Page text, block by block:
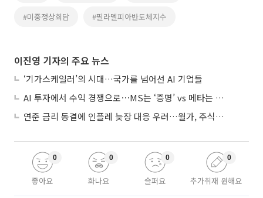
#미중정상회담 #필라델피아반도체지수
이진영 기자의 주요 뉴스
‘기가스케일러’의 시대…국가를 넘어선 AI 기업들
AI 투자에서 수익 경쟁으로⋯MS는 ‘증명’ vs 메타는 ‘숙제’
연준 금리 동결에 인플레 늦장 대응 우려…월가, 주식도 채권도 던졌다
좋아요
0
화나요
0
슬퍼요
0
추가취재 원해요
0